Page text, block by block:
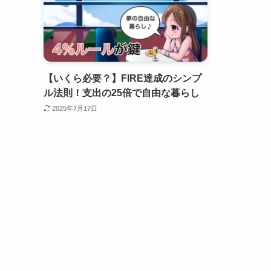
【いくら必要？】FIRE達成のシンプ
ル法則！支出の25倍で自由な暮らし
2025年7月17日